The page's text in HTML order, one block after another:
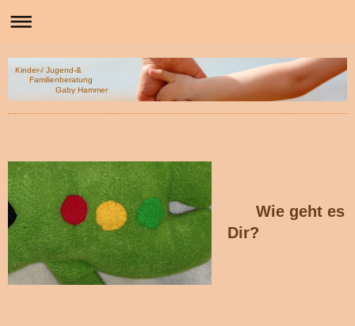
Kinder-/ Jugend-&
Familienberatung
Gaby Hammer
Wie geht es
Dir?